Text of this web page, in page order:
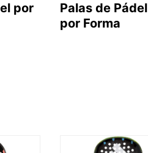
por
Palas de Pádel
por Forma